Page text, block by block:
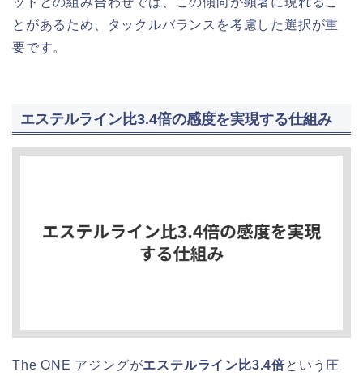
とがあるため、タックルバランスを考慮した選択が重
要です。
エステルライン比3.4倍の感度を実現する仕組み
The ONE アジングがエステルライン比3.4倍という圧